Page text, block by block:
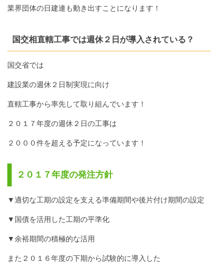
業界団体の日建連も動き出すことになります！
国交相直轄工事では週休２日が導入されている？
国交省では
建設業の週休２日制実現に向け
直轄工事から率先して取り組んでいます！
２０１７年度の週休２日の工事は
２０００件を超える予定になっています！
２０１７年度の発注方針
▼適切な工期の設定を支える準備期間や後片付け期間の設定
▼国債を活用した工期の平準化
▼余裕期間の積極的な活用
また２０１６年度の下期から試験的に導入した